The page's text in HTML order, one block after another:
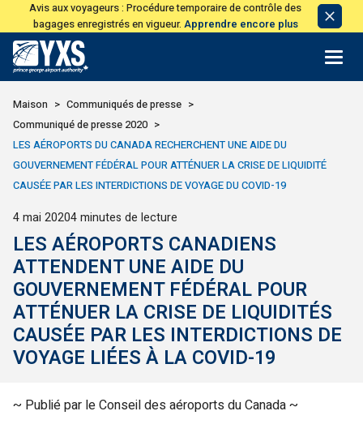
Avis aux voyageurs : Procédure temporaire de contrôle des
bagages enregistrés en vigueur. Apprendre encore plus Avis
de
Retour à la page d'accueil>
Maison
Communiqués de presse
Communiqué de presse 2020
LES AÉROPORTS DU CANADA RECHERCHENT UNE AIDE DU
GOUVERNEMENT FÉDÉRAL POUR ATTÉNUER LA CRISE DE LIQUIDITÉ
CAUSÉE PAR LES INTERDICTIONS DE VOYAGE DU COVID-19
Publié
4 mai 20204 minutes de lecture
LES AÉROPORTS CANADIENS
ATTENDENT UNE AIDE DU
GOUVERNEMENT FÉDÉRAL POUR
ATTÉNUER LA CRISE DE LIQUIDITÉS
CAUSÉE PAR LES INTERDICTIONS DE
VOYAGE LIÉES À LA COVID-19
~ Publié par le Conseil des aéroports du Canada~